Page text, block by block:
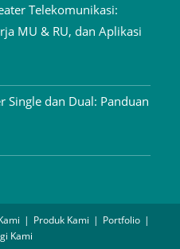
Telekomunikasi:
MU & RU, dan Aplikasi
Single dan Dual: Panduan
Produk Kami
Portfolio
Kami